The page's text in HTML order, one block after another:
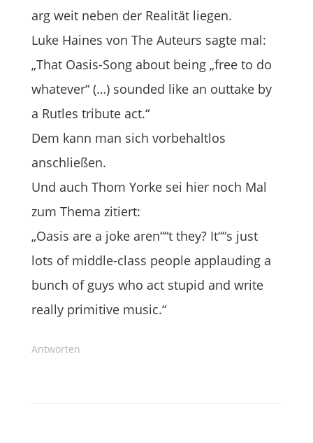
arg weit neben der Realität liegen.
Luke Haines von The Auteurs sagte mal:
„That Oasis-Song about being „free to do
whatever“ (…) sounded like an outtake by
a Rutles tribute act.“
Dem kann man sich vorbehaltlos
anschließen.
Und auch Thom Yorke sei hier noch Mal
zum Thema zitiert:
„Oasis are a joke aren““t they? It““s just
lots of middle-class people applauding a
bunch of guys who act stupid and write
really primitive music.“
Antworten